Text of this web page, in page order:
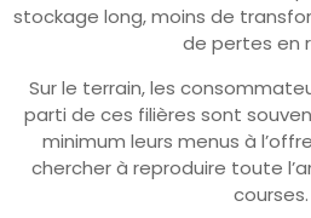
stockage long, moins de
de pertes en
Sur le terrain, les
parti de ces filières sont
minimum leurs menus à
chercher à reproduire toute
courses.